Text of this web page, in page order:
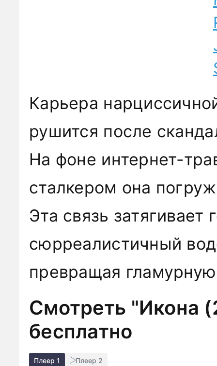
Карьера
рушится после
На фоне интернет-
сталкером она
Эта связь затягивает
сюрреалистичный
превращая
Смотреть "Икона
бесплатно
Плеер 1 Плеер 2